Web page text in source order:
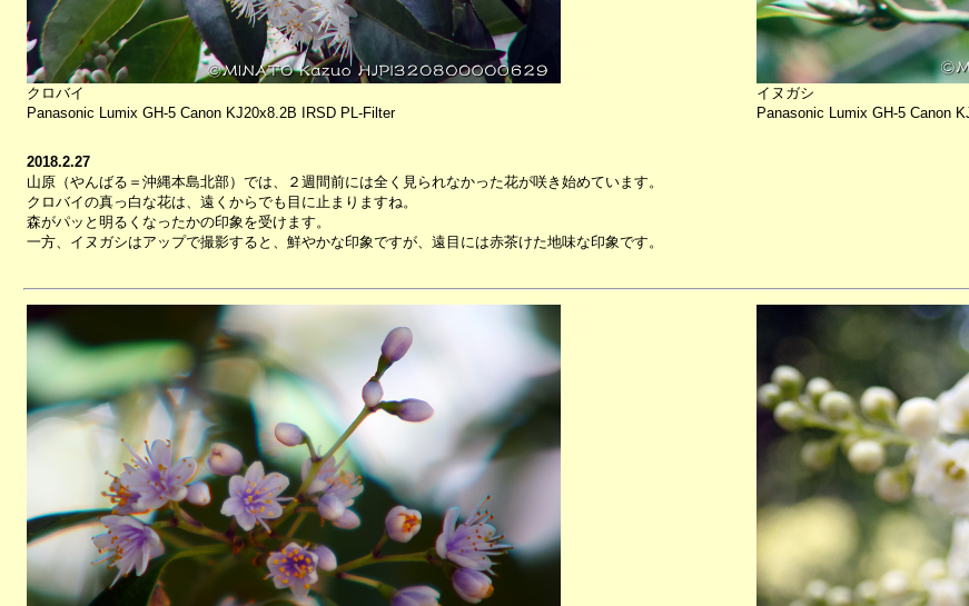
クロバイ
Panasonic Lumix GH-5 Canon KJ20x8.2B IRSD PL-Filter
イヌガシ
Panasonic Lumix GH-5 Canon
2018.2.27
山原（やんばる＝沖縄本島北部）では、２週間前には全く見られなかった花が咲き始めています。
クロバイの真っ白な花は、遠くからでも目に止まりますね。
森がパッと明るくなったかの印象を受けます。
一方、イヌガシはアップで撮影すると、鮮やかな印象ですが、遠目には赤茶けた地味な印象です。